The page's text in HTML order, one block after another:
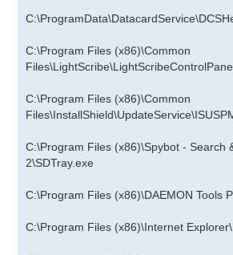
C:\Program Files (x86)\Common
C:\Program Files (x86)\Common
C:\Program Files (x86)\Spybot - Search
2\SDTray.exe
C:\Program Files (x86)\DAEMON Tools
C:\Program Files (x86)\Internet